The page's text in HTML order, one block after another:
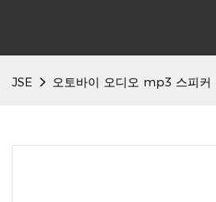
JSE 오토바이 오디오 mp3 스피커